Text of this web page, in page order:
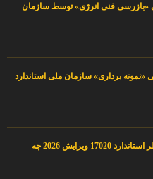
«بازرسی فنی انرژی» توسط سازمان
برداری» سازمان ملی استاندارد
در کمیسیون اولیه تجدید نظر استاندارد 17020 ویرایش 2026 چه